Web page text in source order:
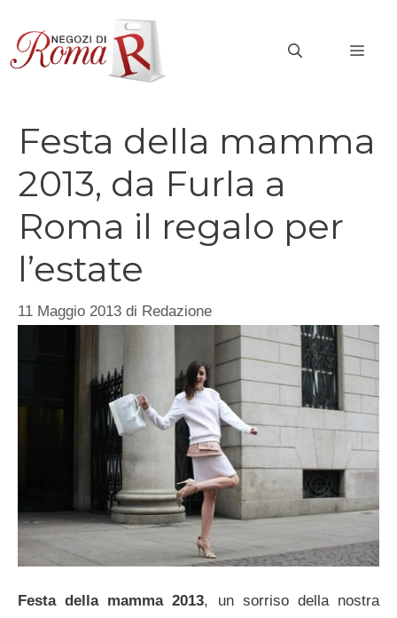
contenuto
Festa della mamma
2013, da Furla a
Roma il regalo per
l’estate
11 Maggio 2013 di Redazione
Festa della mamma 2013, un sorriso della nostra